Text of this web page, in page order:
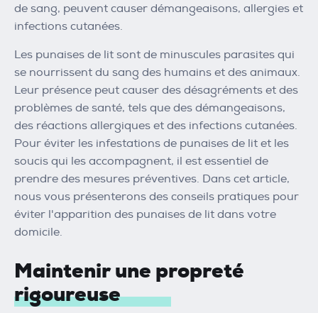
de sang, peuvent causer démangeaisons, allergies et
infections cutanées.
Les punaises de lit sont de minuscules parasites qui
se nourrissent du sang des humains et des animaux.
Leur présence peut causer des désagréments et des
problèmes de santé, tels que des démangeaisons,
des réactions allergiques et des infections cutanées.
Pour éviter les infestations de punaises de lit et les
soucis qui les accompagnent, il est essentiel de
prendre des mesures préventives. Dans cet article,
nous vous présenterons des conseils pratiques pour
éviter l'apparition des punaises de lit dans votre
domicile.
Maintenir une propreté
rigoureuse